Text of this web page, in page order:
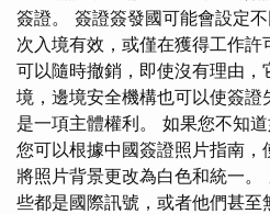
簽證。 簽證簽發國可能會設定
次入境有效，或僅在獲得工作
可以隨時撤銷，即使沒有理由，
境，邊境安全機構也可以使簽
是一項主體權利。 如果您不知
您可以根據中國簽證照片指南
將照片背景更改為白色和統一
些都是國際訊號，或者他們甚